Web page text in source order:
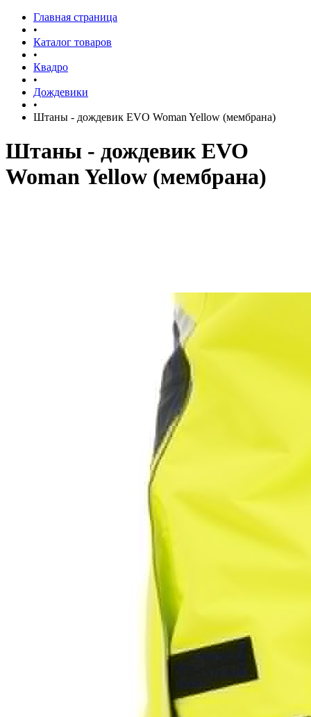
Главная страница
•
Каталог товаров
•
Квадро
•
Дождевики
•
Штаны - дождевик EVO Woman Yellow (мембрана)
Штаны - дождевик EVO
Woman Yellow (мембрана)